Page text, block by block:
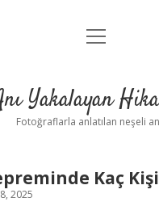
Anasayfa
Yasal Uyarı
menüyü
Yakalayan
Fotoğraflarla anlatılan neşeli
Kaç
2025